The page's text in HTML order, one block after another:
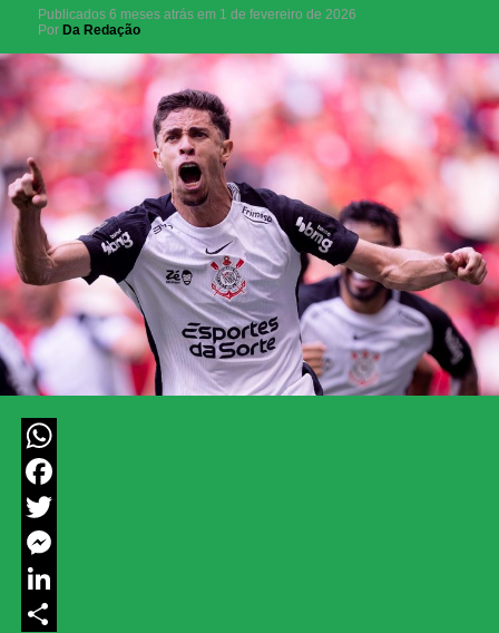
Publicados 6 meses atrás em 1 de fevereiro de 2026
Por Da Redação
WhatsApp
Facebook
Twitter
Messenger
LinkedIn